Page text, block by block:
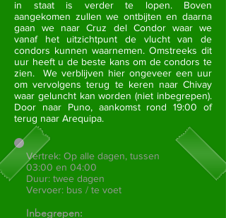
in staat is verder te lopen. Boven
aangekomen zullen we ontbijten en daarna
gaan we naar Cruz del Condor waar we
vanaf het uitzichtpunt de vlucht van de
condors kunnen waarnemen. Omstreeks dit
uur heeft u de beste kans om de condors te
zien. We verblijven hier ongeveer een uur
om vervolgens terug te keren naar Chivay
waar geluncht kan worden (niet inbegrepen).
Door naar Puno, aankomst rond 19:00 of
terug naar Arequipa.
Vertrek: Op alle dagen, tussen
03:00 en 04:00
Duur: twee dagen
Vervoer: bus / te voet
Inbegrepen: